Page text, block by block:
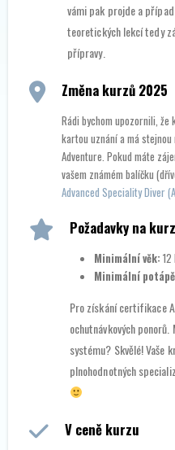
vámi pak projde a
teoretických lekcí tedy
přípravy.
Změna kurzů 2025
Rádi bychom upozornili, že
kartou uznání a má stejnou
Adventure. Pokud máte
vašem známém balíčku
Advanced Speciality Diver
Požadavky na
Minimální věk:
Minimální
Pro získání certifikace
ochutnávkových
systému? Skvělé! Vaše
plnohodnotných
V ceně kurzu